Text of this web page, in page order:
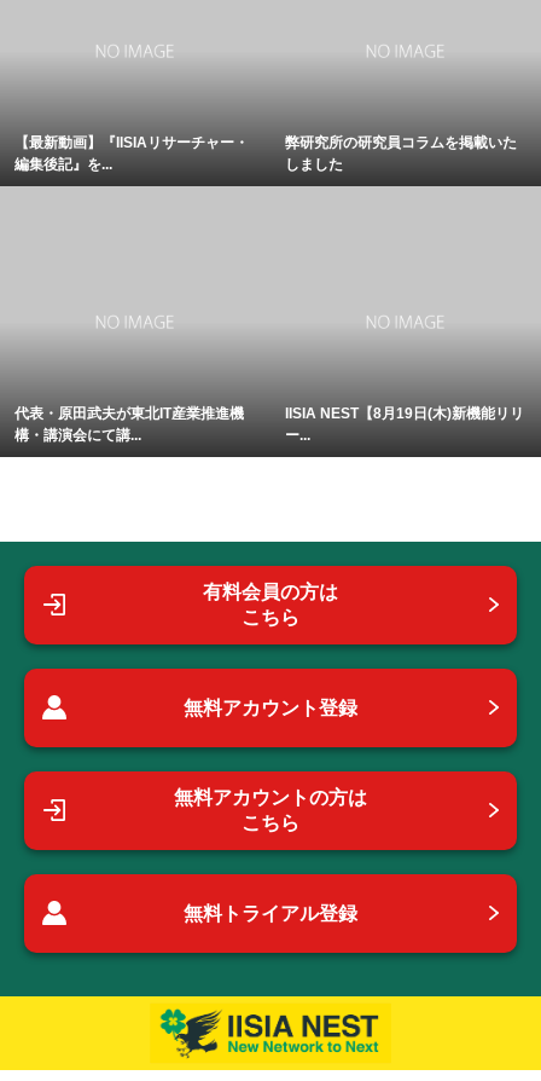
【最新動画】『IISIAリサーチャー・
編集後記』を...
弊研究所の研究員コラムを掲載いた
しました
代表・原田武夫が東北IT産業推進機
構・講演会にて講...
IISIA NEST【8月19日(木)新機能リリ
ー...
有料会員の方は
こちら
無料アカウント登録
無料アカウントの方は
こちら
無料トライアル登録